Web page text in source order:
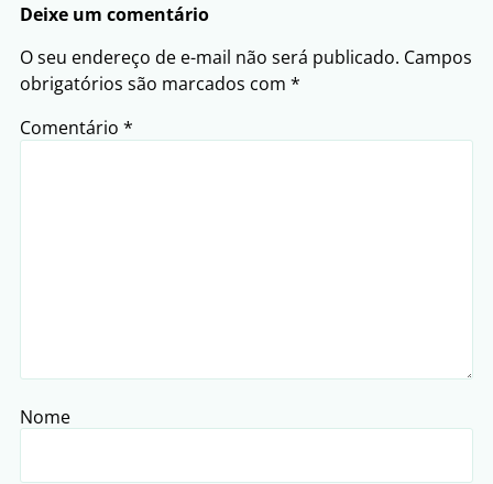
Deixe um comentário
O seu endereço de e-mail não será publicado. Campos
obrigatórios são marcados com *
Comentário *
Nome